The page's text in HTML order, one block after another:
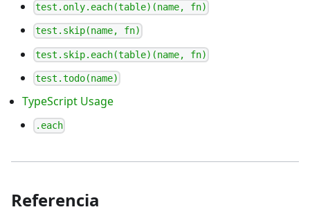
test.only.each(table)(name, fn)
test.skip(name, fn)
test.skip.each(table)(name, fn)
test.todo(name)
TypeScript Usage
.each
Referencia